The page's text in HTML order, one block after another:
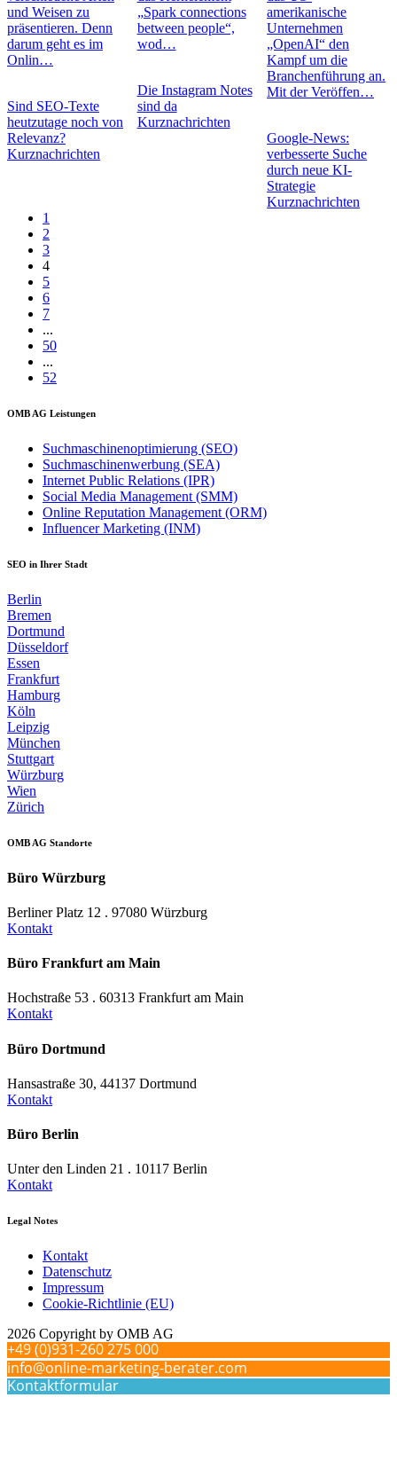
und Weisen zu
präsentieren. Denn
darum geht es im
Onlin…
Sind SEO-Texte
heutzutage noch von
Relevanz?
Kurznachrichten
„Spark connections
between people“,
wod…
Die Instagram Notes
sind da
Kurznachrichten
amerikanische
Unternehmen
„OpenAI“ den
Kampf um die
Branchenführung an.
Mit der Veröffen…
Google-News:
verbesserte Suche
durch neue KI-
Strategie
Kurznachrichten
1
2
3
4
5
6
7
...
50
...
52
OMB AG Leistungen
Suchmaschinenoptimierung (SEO)
Suchmaschinenwerbung (SEA)
Internet Public Relations (IPR)
Social Media Management (SMM)
Online Reputation Management (ORM)
Influencer Marketing (INM)
SEO in Ihrer Stadt
Berlin
Bremen
Dortmund
Düsseldorf
Essen
Frankfurt
Hamburg
Köln
Leipzig
München
Stuttgart
Würzburg
Wien
Zürich
OMB AG Standorte
Büro Würzburg
Berliner Platz 12 . 97080 Würzburg
Kontakt
Büro Frankfurt am Main
Hochstraße 53 . 60313 Frankfurt am Main
Kontakt
Büro Dortmund
Hansastraße 30, 44137 Dortmund
Kontakt
Büro Berlin
Unter den Linden 21 . 10117 Berlin
Kontakt
Legal Notes
Kontakt
Datenschutz
Impressum
Cookie-Richtlinie (EU)
2026 Copyright by OMB AG
+49 (0)931-260 275 000
info@online-marketing-berater.com
Kontaktformular